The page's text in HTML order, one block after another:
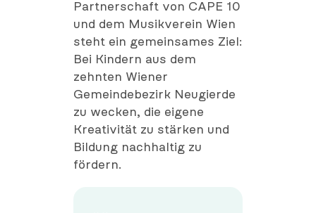
Partnerschaft von CAPE 10
und dem Musikverein Wien
steht ein gemeinsames Ziel:
Bei Kindern aus dem
zehnten Wiener
Gemeindebezirk Neugierde
zu wecken, die eigene
Kreativität zu stärken und
Bildung nachhaltig zu
fördern.